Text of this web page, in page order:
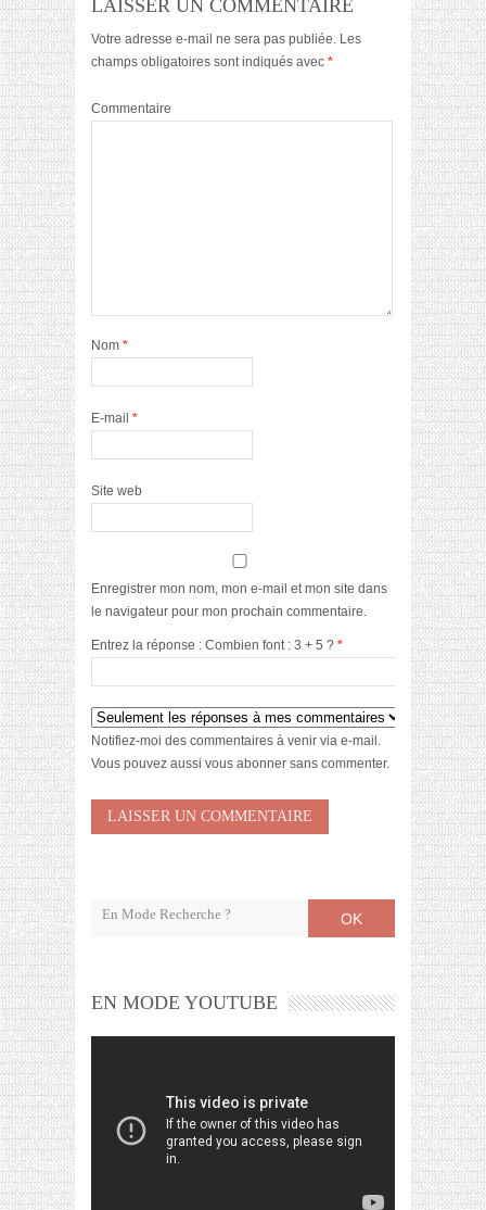
LAISSER UN COMMENTAIRE
Votre adresse e-mail ne sera pas publiée. Les
champs obligatoires sont indiqués avec *
Commentaire
Nom *
E-mail *
Site web
Enregistrer mon nom, mon e-mail et mon site dans
le navigateur pour mon prochain commentaire.
Entrez la réponse : Combien font : 3 + 5 ? *
Notifiez-moi des commentaires à venir via e-mail.
Vous pouvez aussi vous abonner sans commenter.
OK
EN MODE YOUTUBE